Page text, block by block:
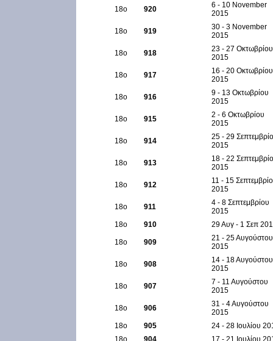
18ο 920
6 - 10 November
2015
18ο 919
30 - 3 November
2015
18ο 918
23 - 27 Οκτωβρίου
2015
18ο 917
16 - 20 Οκτωβρίου
2015
18ο 916
9 - 13 Οκτωβρίου
2015
18ο 915
2 - 6 Οκτωβρίου
2015
18ο 914
25 - 29
2015
18ο 913
18 - 22
2015
18ο 912
11 - 15
2015
18ο 911
4 - 8 Σεπτεμβρίου
2015
18ο
910 29 Αυγ - 1 Σεπ
18ο 909
21 - 25 Αυγούστου
2015
18ο 908
14 - 18 Αυγούστου
2015
18ο 907
7 - 11 Αυγούστου
2015
18ο 906
31 - 4 Αυγούστου
2015
18ο
905
24 - 28 Ιουλίου
18ο
904 17 - 21 Ιουλίου